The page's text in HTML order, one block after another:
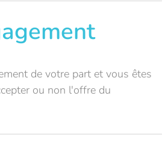
de votre part et vous êtes
ou non l'offre du